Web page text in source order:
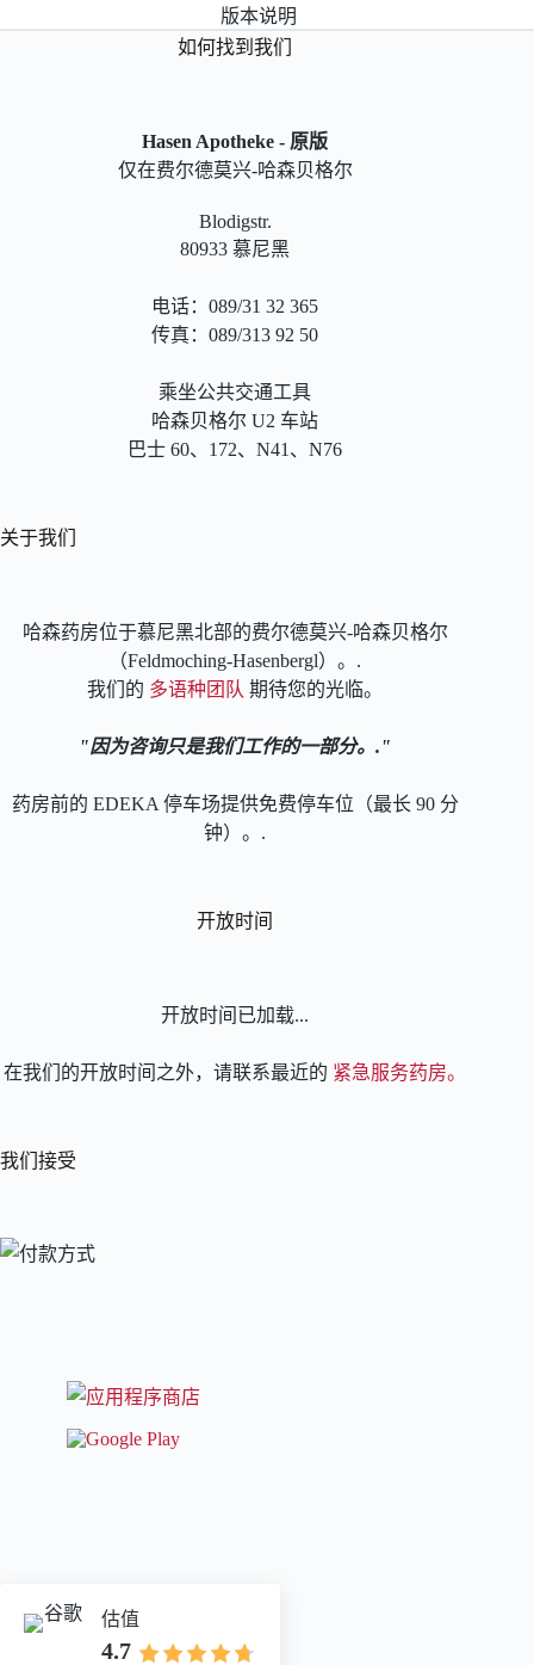
版本说明
如何找到我们
Hasen Apotheke - 原版
仅在费尔德莫兴-哈森贝格尔
Blodigstr.
80933 慕尼黑
电话：089/31 32 365
传真：089/313 92 50
乘坐公共交通工具
哈森贝格尔 U2 车站
巴士 60、172、N41、N76
关于我们
哈森药房位于慕尼黑北部的费尔德莫兴-哈森贝格尔
（Feldmoching-Hasenbergl）。.
我们的 多语种团队 期待您的光临。
因为咨询只是我们工作的一部分。.
药房前的 EDEKA 停车场提供免费停车位（最长 90 分
钟）。.
开放时间
开放时间已加载...
在我们的开放时间之外，请联系最近的 紧急服务药房。
我们接受
估值
4.7